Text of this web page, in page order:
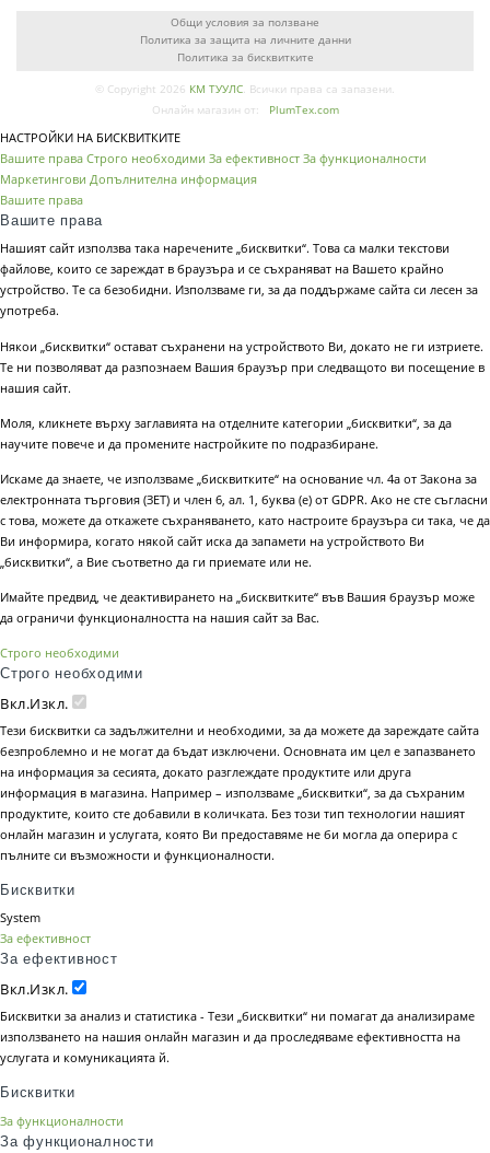
Общи условия за ползване
Политика за защита на личните данни
Политика за бисквитките
© Copyright 2026 КМ ТУУЛС. Всички права са запазени.
Онлайн магазин от:
PlumTex.com
НАСТРОЙКИ НА БИСКВИТКИТЕ
Вашите права Строго необходими За ефективност За функционалности
Маркетингови Допълнителна информация
Вашите права
Вашите права
Нашият сайт използва така наречените „бисквитки“. Това са малки текстови
файлове, които се зареждат в браузъра и се съхраняват на Вашето крайно
устройство. Те са безобидни. Използваме ги, за да поддържаме сайта си лесен за
употреба.
Някои „бисквитки“ остават съхранени на устройството Ви, докато не ги изтриете.
Те ни позволяват да разпознаем Вашия браузър при следващото ви посещение в
нашия сайт.
Моля, кликнете върху заглавията на отделните категории „бисквитки“, за да
научите повече и да промените настройките по подразбиране.
Искаме да знаете, че използваме „бисквитките“ на основание чл. 4а от Закона за
електронната търговия (ЗЕТ) и член 6, ал. 1, буква (е) от GDPR. Ако не сте съгласни
с това, можете да откажете съхраняването, като настроите браузъра си така, че да
Ви информира, когато някой сайт иска да запамети на устройството Ви
„бисквитки“, а Вие съответно да ги приемате или не.
Имайте предвид, че деактивирането на „бисквитките“ във Вашия браузър може
да ограничи функционалността на нашия сайт за Вас.
Строго необходими
Строго необходими
Вкл.Изкл.
Тези бисквитки са задължителни и необходими, за да можете да зареждате сайта
безпроблемно и не могат да бъдат изключени. Основната им цел е запазването
на информация за сесията, докато разглеждате продуктите или друга
информация в магазина. Например – използваме „бисквитки“, за да съхраним
продуктите, които сте добавили в количката. Без този тип технологии нашият
онлайн магазин и услугата, която Ви предоставяме не би могла да оперира с
пълните си възможности и функционалности.
Бисквитки
System
За ефективност
За ефективност
Вкл.Изкл.
Бисквитки за анализ и статистика - Тези „бисквитки“ ни помагат да анализираме
използването на нашия онлайн магазин и да проследяваме ефективността на
услугата и комуникацията й.
Бисквитки
За функционалности
За функционалности